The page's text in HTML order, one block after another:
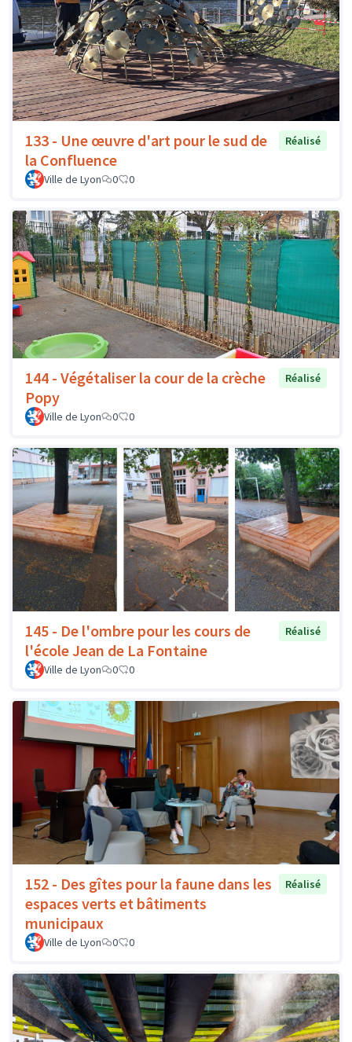
133 - Une œuvre d'art pour le sud de
la Confluence
Réalisé
Ville de Lyon 0 0
144 - Végétaliser la cour de la crèche
Popy
Réalisé
Ville de Lyon 0 0
145 - De l'ombre pour les cours de
l'école Jean de La Fontaine
Réalisé
Ville de Lyon 0 0
152 - Des gîtes pour la faune dans les
espaces verts et bâtiments
municipaux
Réalisé
Ville de Lyon 0 0